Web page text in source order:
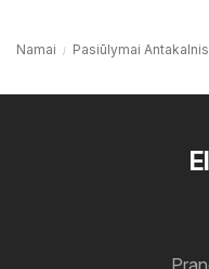
Namai Pasiūlymai Antakalnis